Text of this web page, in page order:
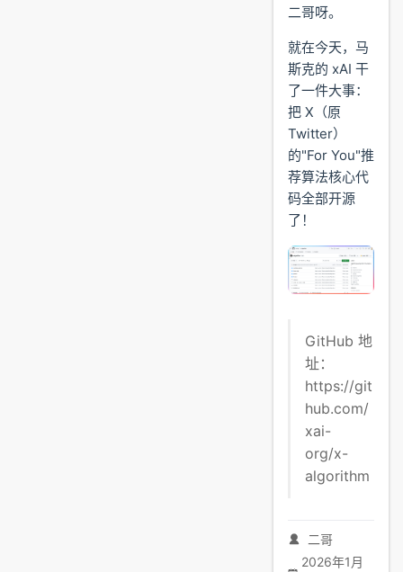
二哥呀。
就在今天，马
斯克的 xAI 干
了一件大事：
把 X（原
Twitter）
的"For You"推
荐算法核心代
码全部开源
了！
GitHub 地
址：
https://git
hub.com/
xai-
org/x-
algorithm
二哥
2026年1月